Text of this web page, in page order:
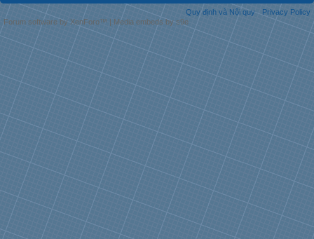
Quy định và Nội quy
Privacy Policy
Forum software by XenForo™ | Media embeds by s9e